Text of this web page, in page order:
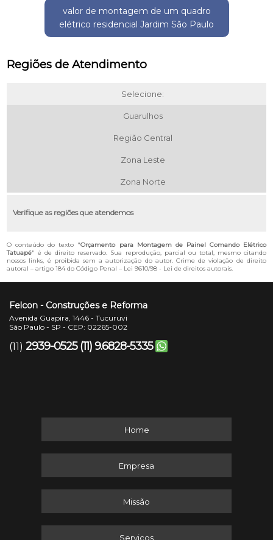
valor de montagem de um quadro
elétrico residencial Jardim São Paulo
Regiões de Atendimento
Selecione:
Guarulhos
Região Central
Zona Leste
Zona Norte
Verifique as regiões que atendemos
O conteúdo do texto "Orçamento para Montagem de Painel Comando Elétrico
Tatuapé" é de direito reservado. Sua reprodução, parcial ou total, mesmo citando
nossos links, é proibida sem a autorização do autor. Crime de violação de direito
autoral – artigo 184 do Código Penal – Lei 9610/98 - Lei de direitos autorais.
Felcon - Construções e Reforma
Avenida Guapira, 1446 - Tucuruvi
São Paulo - SP - CEP: 02265-002
(11) 2939-0525 (11) 9.6828-5335
Home
Empresa
Missão
Serviços